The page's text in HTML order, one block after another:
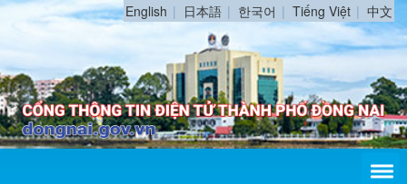
English 日本語 한국어 Tiếng Việt 中文